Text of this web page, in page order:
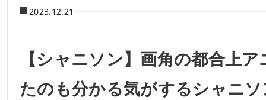
2023.12.21
【シャニソン】画角の都合上
たのも分かる気がするシャニ